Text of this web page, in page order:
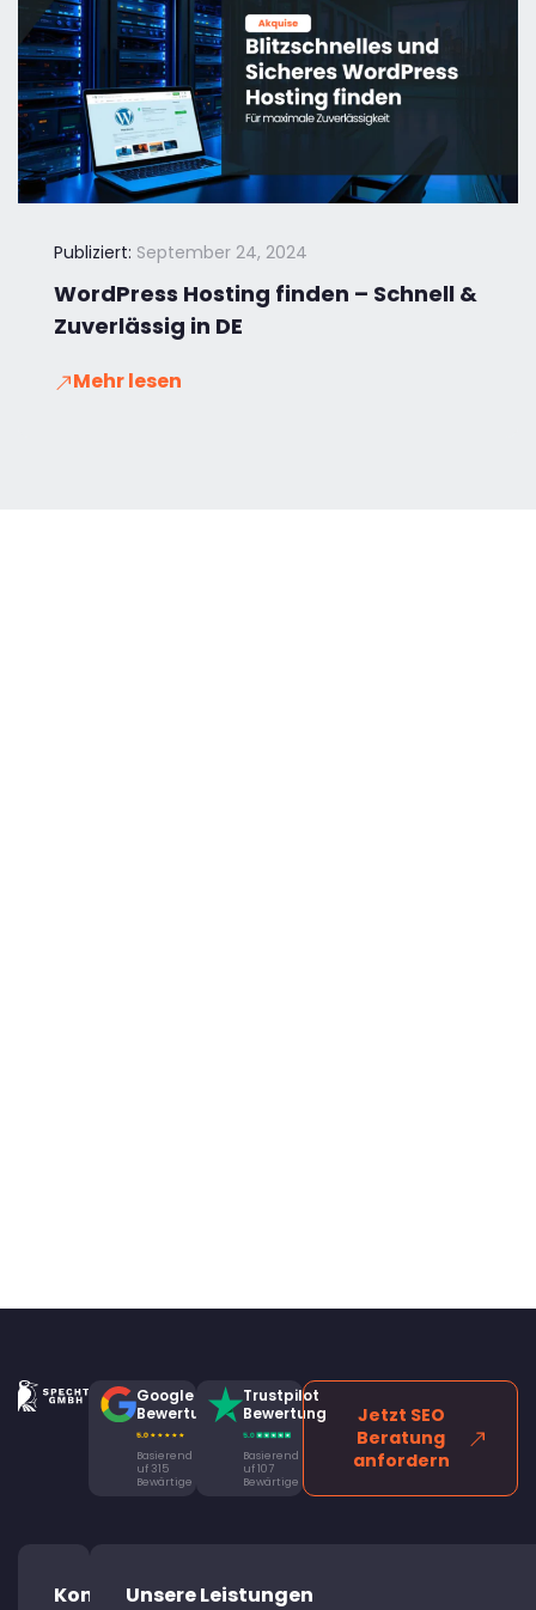
Publiziert: September 24, 2024
WordPress Hosting finden – Schnell &
Zuverlässig in DE
Mehr lesen
Google
Bewertung
Basierend
uf 315
Bewärtige
Trustpilot
Bewertung
Basierend
uf 107
Bewärtige
Jetzt SEO
Beratung
anfordern
KontaktiereUnsere Leistungen